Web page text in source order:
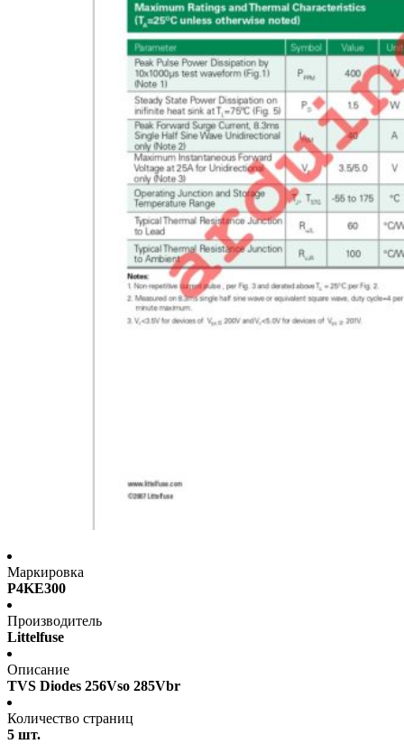
Маркировка
P4KE300
Производитель
Littelfuse
Описание
TVS Diodes 256Vso 285Vbr
Количество страниц
5 шт.